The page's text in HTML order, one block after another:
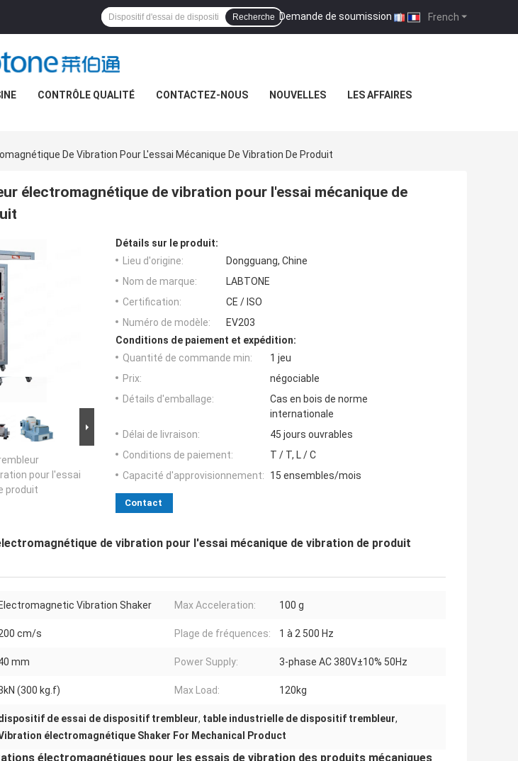
French
Demande de soumission |
Recherche
CONTRÔLE QUALITÉ CONTACTEZ-NOUS NOUVELLES LES AFFAIRES
De Vibration Pour L'essai Mécanique De Vibration De Produit
électromagnétique de vibration pour l'essai mécanique de
pour l'essai
produit
Détails sur le produit:
Lieu d'origine:
Dongguang, Chine
Nom de marque:
LABTONE
Certification:
CE / ISO
Numéro de modèle:
EV203
Conditions de paiement et expédition:
Quantité de commande min:
1 jeu
Prix:
négociable
Détails d'emballage:
Cas en bois de norme
internationale
Délai de livraison:
45 jours ouvrables
Conditions de paiement:
T / T, L / C
Capacité d'approvisionnement:
15 ensembles/mois
Contact
de vibration pour l'essai mécanique de vibration de produit
Electromagnetic Vibration Shaker Max Acceleration: 100 g
cm/s Plage de fréquences: 1 à 2 500 Hz
mm Power Supply: 3-phase AC 380V±10% 50Hz
(300 kg.f) Max Load: 120kg
de essai de dispositif trembleur, table industrielle de dispositif trembleur,
électromagnétique Shaker For Mechanical Product
électromagnétiques pour les essais de vibration des produits mécaniques